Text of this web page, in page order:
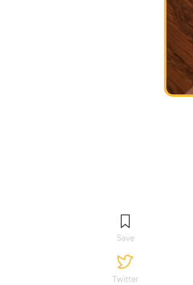
Save
Twitter